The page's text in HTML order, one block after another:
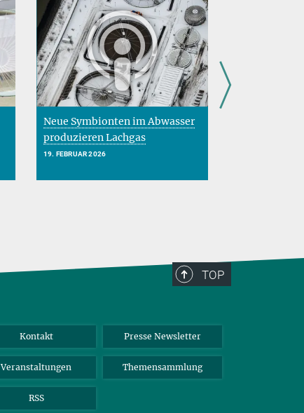
Neue Symbionten im Abwasser
produzieren Lachgas
19. FEBRUAR 2026
TOP
Kontakt Presse Newsletter
Veranstaltungen Themensammlung
RSS